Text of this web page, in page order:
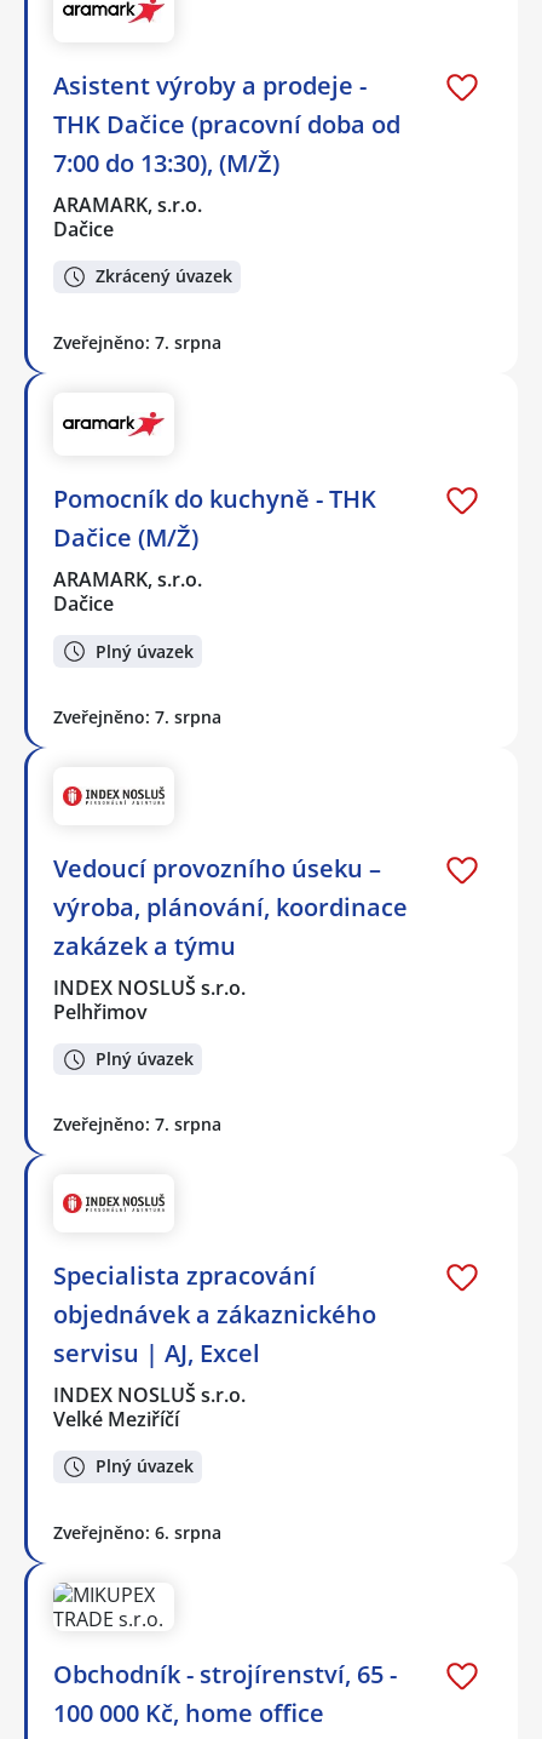
Asistent výroby a prodeje -
THK Dačice (pracovní doba od
7:00 do 13:30), (M/Ž)
ARAMARK, s.r.o.
Dačice
Zkrácený úvazek
Zveřejněno: 7. srpna
Pomocník do kuchyně - THK
Dačice (M/Ž)
ARAMARK, s.r.o.
Dačice
Plný úvazek
Zveřejněno: 7. srpna
Vedoucí provozního úseku –
výroba, plánování, koordinace
zakázek a týmu
INDEX NOSLUŠ s.r.o.
Pelhřimov
Plný úvazek
Zveřejněno: 7. srpna
Specialista zpracování
objednávek a zákaznického
servisu | AJ, Excel
INDEX NOSLUŠ s.r.o.
Velké Meziříčí
Plný úvazek
Zveřejněno: 6. srpna
Obchodník - strojírenství, 65 -
100 000 Kč, home office